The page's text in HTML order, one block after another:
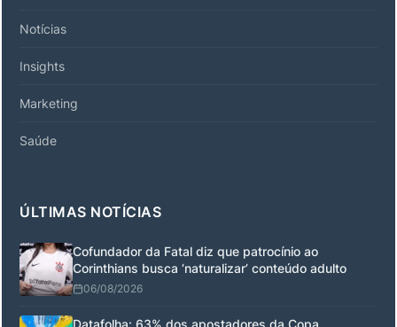
Notícias
Insights
Marketing
Saúde
ÚLTIMAS NOTÍCIAS
Cofundador da Fatal diz que patrocínio ao
Corinthians busca ‘naturalizar’ conteúdo adulto
06/08/2026
Datafolha: 63% dos apostadores da Copa